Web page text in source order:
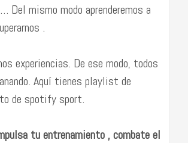
mismo modo aprenderemos a
.
experiencias. De ese modo, todos
Aquí tienes playlist de
de spotify sport.
tu entrenamiento , combate el